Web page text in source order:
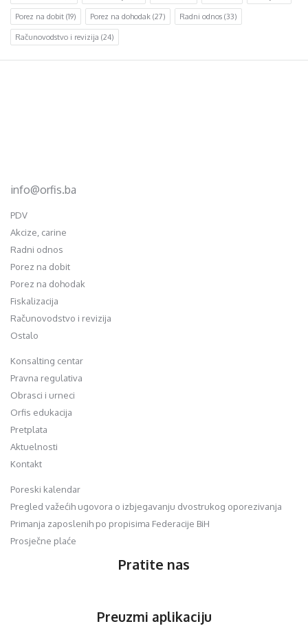
Porez na dobit (19) Porez na dohodak (27) Radni odnos (33)
Računovodstvo i revizija (24)
info@orfis.ba
PDV
Akcize, carine
Radni odnos
Porez na dobit
Porez na dohodak
Fiskalizacija
Računovodstvo i revizija
Ostalo
Konsalting centar
Pravna regulativa
Obrasci i urneci
Orfis edukacija
Pretplata
Aktuelnosti
Kontakt
Poreski kalendar
Pregled važećih ugovora o izbjegavanju dvostrukog oporezivanja
Primanja zaposlenih po propisima Federacije BiH
Prosječne plaće
Pratite nas
Preuzmi aplikaciju